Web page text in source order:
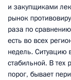
и закупщиками
рынок
раза по
есть во всех
недель. Ситуацию
стабильной. В тех
порог, бывает